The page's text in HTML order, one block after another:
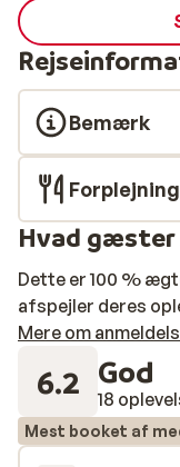
Bemærk
Forplejning
Hvad gæster
Dette er 100 %
afspejler deres
Mere om
6.2 God
18
Mest booket af